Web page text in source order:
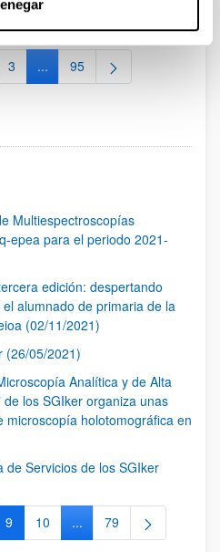
Página
3 ...Páginas intermedias Use TAB
Página
95
Multiespectroscopías
epea para el periodo 2021-
edición: despertando
alumnado de primaria de la
(02/11/2021)
(26/05/2021)
Analítica y de Alta
de los SGIker organiza unas
microscopía holotomográfica en
de Servicios de los SGIker
Use TAB para
Página
9 Página
10 ...Páginas intermedias
Página
79